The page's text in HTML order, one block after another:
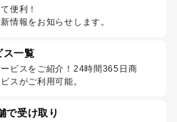
便利！
情報をお知らせします。
ス一覧
ビスをご紹介！24時間365日商
スがご利用可能。
で受け取り